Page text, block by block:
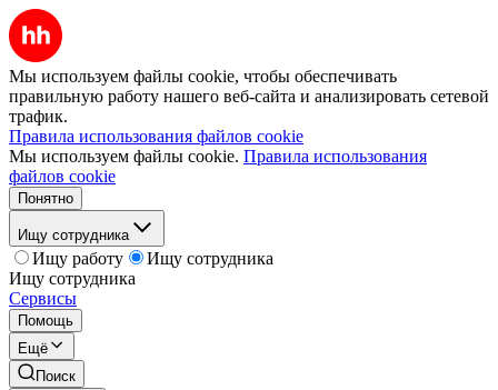
Мы используем файлы cookie, чтобы обеспечивать
правильную работу нашего веб-сайта и анализировать сетевой
трафик.
Правила использования файлов cookie
Мы используем файлы cookie. Правила использования
файлов cookie
Понятно
Ищу сотрудника
Ищу работу
Ищу сотрудника
Ищу сотрудника
Сервисы
Помощь
Ещё
Поиск